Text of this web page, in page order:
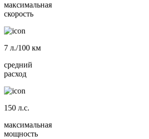
максимальная
скорость
7 л./100 км
средний
расход
150 л.с.
максимальная
мощность